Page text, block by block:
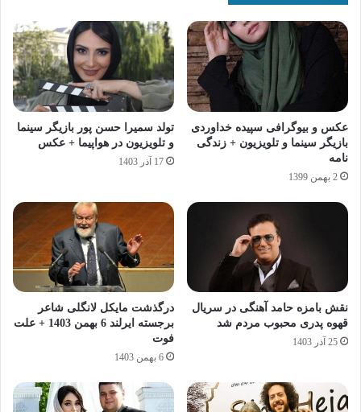
عکس و بیوگرافی سپیده خداوردی
بازیگر سینما و تلویزیون + زندگی
نامه
2 بهمن 1399
تولد سمیرا حسن پور بازیگر سینما
و تلویزیون در هواپیما + عکس
17 آذر 1403
نقش بامزه حامد آهنگی در سریال
قهوه پدری محبوب مردم شد
25 آذر 1403
درگذشت مایکل لانگلی شاعر
برجسته‌ ایرلند 6 بهمن 1403 + علت
فوت
6 بهمن 1403